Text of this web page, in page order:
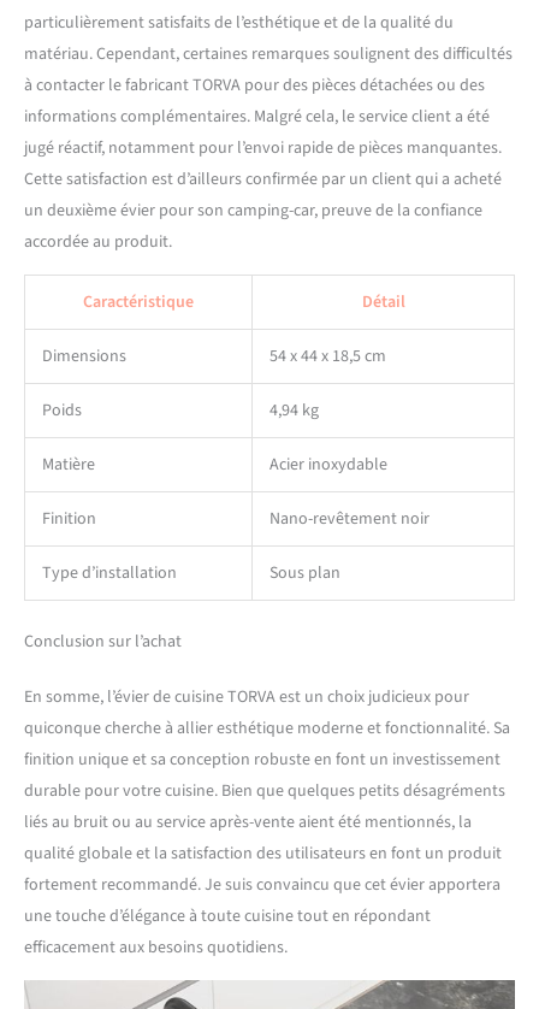
apportant une expérience
d'achat agréable. Nous
proposons du matériel
d'installation et un kit de
vidange et un kit de trop-
plein pour maximiser la
fonctionnalité de votre évier
TORVA 1.0.
particulièrement satisfaits de l’esthétique et de la qualité du
matériau. Cependant, certaines remarques soulignent des difficultés
à contacter le fabricant TORVA pour des pièces détachées ou des
informations complémentaires. Malgré cela, le service client a été
jugé réactif, notamment pour l’envoi rapide de pièces manquantes.
Cette satisfaction est d’ailleurs confirmée par un client qui a acheté
un deuxième évier pour son camping-car, preuve de la confiance
accordée au produit.
Caractéristique Détail
Dimensions 54 x 44 x 18,5 cm
Poids 4,94 kg
Matière Acier inoxydable
Finition Nano-revêtement noir
Type d’installation Sous plan
Conclusion sur l’achat
En somme, l’évier de cuisine TORVA est un choix judicieux pour
quiconque cherche à allier esthétique moderne et fonctionnalité. Sa
finition unique et sa conception robuste en font un investissement
durable pour votre cuisine. Bien que quelques petits désagréments
liés au bruit ou au service après-vente aient été mentionnés, la
qualité globale et la satisfaction des utilisateurs en font un produit
fortement recommandé. Je suis convaincu que cet évier apportera
une touche d’élégance à toute cuisine tout en répondant
efficacement aux besoins quotidiens.